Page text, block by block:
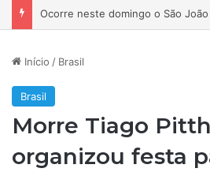
Início / Brasil
Brasil
Morre Tiago
organizou festa